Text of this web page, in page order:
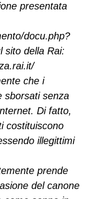
presentata
docu.php?
sito della Rai:
che i
sborsati senza
Di fatto,
costituiscono
illegittimi
prende
del canone